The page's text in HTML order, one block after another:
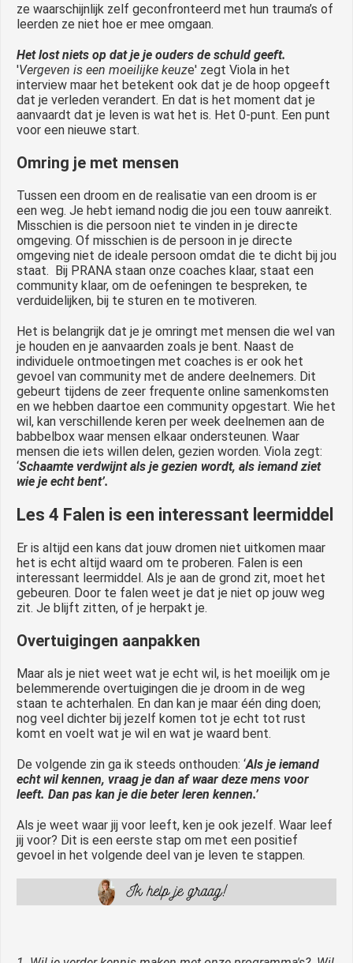
ze waarschijnlijk zelf geconfronteerd met hun trauma’s of
leerden ze niet hoe er mee omgaan.
Het lost niets op dat je je ouders de schuld geeft.
'Vergeven is een moeilijke keuze' zegt Viola in het
interview maar het betekent ook dat je de hoop opgeeft
dat je verleden verandert. En dat is het moment dat je
aanvaardt dat je leven is wat het is. Het 0-punt. Een punt
voor een nieuwe start.
Omring je met mensen
Tussen een droom en de realisatie van een droom is er
een weg. Je hebt iemand nodig die jou een touw aanreikt.
Misschien is die persoon niet te vinden in je directe
omgeving. Of misschien is de persoon in je directe
omgeving niet de ideale persoon omdat die te dicht bij jou
staat. Bij PRANA staan onze coaches klaar, staat een
community klaar, om de oefeningen te bespreken, te
verduidelijken, bij te sturen en te motiveren.
Het is belangrijk dat je je omringt met mensen die wel van
je houden en je aanvaarden zoals je bent. Naast de
individuele ontmoetingen met coaches is er ook het
gevoel van community met de andere deelnemers. Dit
gebeurt tijdens de zeer frequente online samenkomsten
en we hebben daartoe een community opgestart. Wie het
wil, kan verschillende keren per week deelnemen aan de
babbelbox waar mensen elkaar ondersteunen. Waar
mensen die iets willen delen, gezien worden. Viola zegt:
‘Schaamte verdwijnt als je gezien wordt, als iemand ziet
wie je echt bent’.
Les 4 Falen is een interessant leermiddel
Er is altijd een kans dat jouw dromen niet uitkomen maar
het is echt altijd waard om te proberen. Falen is een
interessant leermiddel. Als je aan de grond zit, moet het
gebeuren. Door te falen weet je dat je niet op jouw weg
zit. Je blijft zitten, of je herpakt je.
Overtuigingen aanpakken
Maar als je niet weet wat je echt wil, is het moeilijk om je
belemmerende overtuigingen die je droom in de weg
staan te achterhalen. En dan kan je maar één ding doen;
nog veel dichter bij jezelf komen tot je echt tot rust
komt en voelt wat je wil en wat je waard bent.
De volgende zin ga ik steeds onthouden: ‘Als je iemand
echt wil kennen, vraag je dan af waar deze mens voor
leeft. Dan pas kan je die beter leren kennen.’
Als je weet waar jij voor leeft, ken je ook jezelf. Waar leef
jij voor? Dit is een eerste stap om met een positief
gevoel in het volgende deel van je leven te stappen.